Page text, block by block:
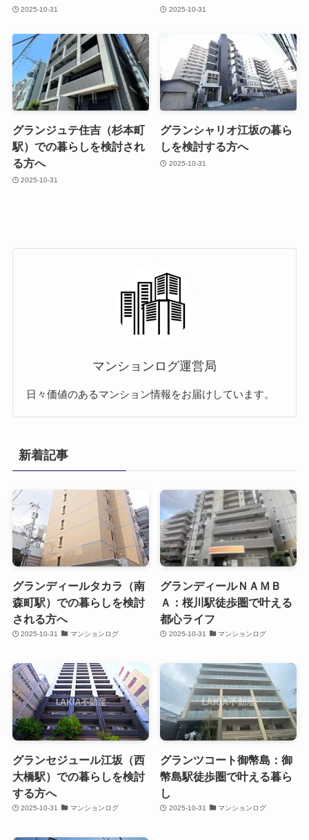
2025-10-31 2025-10-31
グランジュテ住吉（杉本町
駅）での暮らしを検討され
る方へ
2025-10-31
グランシャリオ江坂の暮ら
しを検討する方へ
2025-10-31
マンションログ運営局
日々価値のあるマンション情報をお届けしています。
新着記事
グランディールタカラ（南
森町駅）での暮らしを検討
される方へ
2025-10-31 マンションログ
グランディールＮＡＭＢ
Ａ：桜川駅徒歩圏で叶える
都心ライフ
2025-10-31 マンションログ
グランセジュール江坂（西
大橋駅）での暮らしを検討
する方へ
2025-10-31 マンションログ
グランツコート御幣島：御
幣島駅徒歩圏で叶える暮ら
し
2025-10-31 マンションログ